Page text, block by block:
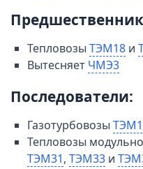
Тепловозы ТЭМ18 и
Вытесняет ЧМЭ3
Последователи:
Газотурбовозы
Тепловозы
ТЭМ31, ТЭМ33 и